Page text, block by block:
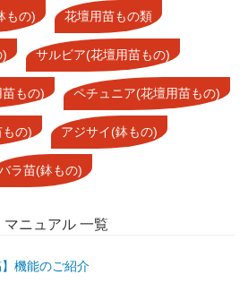
もの) 花壇用苗もの類
) サルビア(花壇用苗もの)
もの) ペチュニア(花壇用苗もの)
の) アジサイ(鉢もの)
ラ苗(鉢もの)
マニュアル 一覧
】機能のご紹介